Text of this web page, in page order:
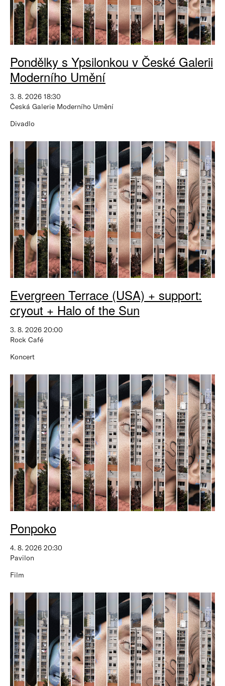
Pondělky s Ypsilonkou v České Galerii
Moderního Umění
3. 8. 2026 18:30
Česká Galerie Moderního Umění
Divadlo
Evergreen Terrace (USA) + support:
cryout + Halo of the Sun
3. 8. 2026 20:00
Rock Café
Koncert
Ponpoko
4. 8. 2026 20:30
Pavilon
Film